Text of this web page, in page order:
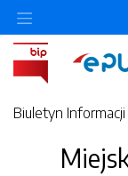
Biuletyn